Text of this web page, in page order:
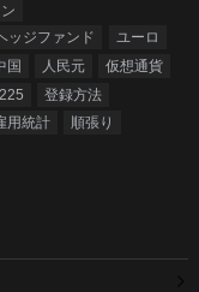
ッジファンド
ユーロ
国 人民元
仮想通貨
登録方法
用統計 順張り